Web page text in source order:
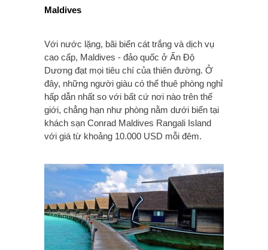
Maldives
Với nước lặng, bãi biển cát trắng và dịch vụ
cao cấp, Maldives - đảo quốc ở Ấn Độ
Dương đạt mọi tiêu chí của thiên đường. Ở
đây, những người giàu có thể thuê phòng nghỉ
hấp dẫn nhất so với bất cứ nơi nào trên thế
giới, chẳng hạn như phòng nằm dưới biển tại
khách sạn Conrad Maldives Rangali Island
với giá từ khoảng 10.000 USD mỗi đêm.